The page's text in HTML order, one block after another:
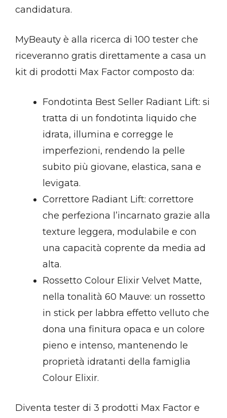
candidatura.
MyBeauty è alla ricerca di 100 tester che
riceveranno gratis direttamente a casa un
kit di prodotti Max Factor composto da:
Fondotinta Best Seller Radiant Lift: si
tratta di un fondotinta liquido che
idrata, illumina e corregge le
imperfezioni, rendendo la pelle
subito più giovane, elastica, sana e
levigata.
Correttore Radiant Lift: correttore
che perfeziona l’incarnato grazie alla
texture leggera, modulabile e con
una capacità coprente da media ad
alta.
Rossetto Colour Elixir Velvet Matte,
nella tonalità 60 Mauve: un rossetto
in stick per labbra effetto velluto che
dona una finitura opaca e un colore
pieno e intenso, mantenendo le
proprietà idratanti della famiglia
Colour Elixir.
Diventa tester di 3 prodotti Max Factor e